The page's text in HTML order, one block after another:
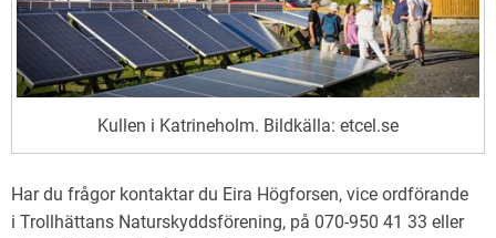
Kullen i Katrineholm. Bildkälla: etcel.se
Har du frågor kontaktar du Eira Högforsen, vice ordförande
i Trollhättans Naturskyddsförening, på 070-950 41 33 eller